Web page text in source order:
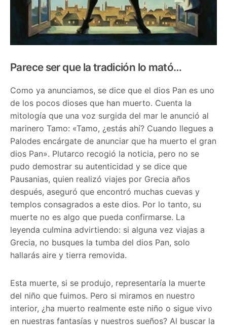
Parece ser que la tradición lo mató…
Como ya anunciamos, se dice que el dios Pan es uno
de los pocos dioses que han muerto. Cuenta la
mitología que una voz surgida del mar le anunció al
marinero Tamo: «Tamo, ¿estás ahí? Cuando llegues a
Palodes encárgate de anunciar que ha muerto el gran
dios Pan». Plutarco recogió la noticia, pero no se
pudo demostrar su autenticidad y se dice que
Pausanias, quien realizó viajes por Grecia años
después, aseguró que encontró muchas cuevas y
templos consagrados a este dios. Por lo tanto, su
muerte no es algo que pueda confirmarse. La
leyenda culmina advirtiendo: si alguna vez viajas a
Grecia, no busques la tumba del dios Pan, solo
hallarás aire y tierra removida.
Esta muerte, si se produjo, representaría la muerte
del niño que fuimos. Pero si miramos en nuestro
interior, ¿ha muerto realmente este niño o sigue vivo
en nuestras fantasías y nuestros sueños? Al buscar la